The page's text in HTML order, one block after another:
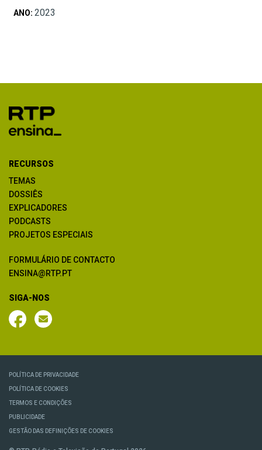
ANO: 2023
RECURSOS
TEMAS
DOSSIÊS
EXPLICADORES
PODCASTS
PROJETOS ESPECIAIS
FORMULÁRIO DE CONTACTO
ENSINA@RTP.PT
SIGA-NOS
POLÍTICA DE PRIVACIDADE
POLÍTICA DE COOKIES
TERMOS E CONDIÇÕES
PUBLICIDADE
GESTÃO DAS DEFINIÇÕES DE COOKIES